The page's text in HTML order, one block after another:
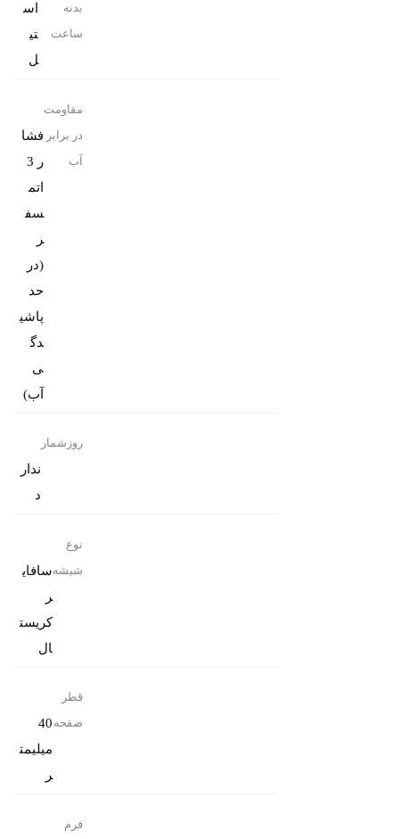
بدنه
ساعت
اس
تی
ل
مقاومت
در برابر
آب
فشا
ر 3
اتم
سف
ر
(در
حد
پاشی
دگ
ی
آب)
روزشمار
ندار
د
نوع
شیشهسافای
ر
کریست
ال
قطر
صفحه 40
میلیمت
ر
فرم